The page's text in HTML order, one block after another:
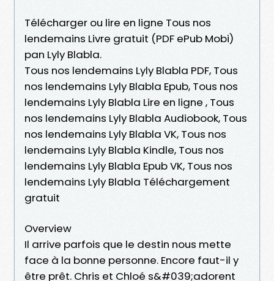
Télécharger ou lire en ligne Tous nos
lendemains Livre gratuit (PDF ePub Mobi)
pan Lyly Blabla.
Tous nos lendemains Lyly Blabla PDF, Tous
nos lendemains Lyly Blabla Epub, Tous nos
lendemains Lyly Blabla Lire en ligne , Tous
nos lendemains Lyly Blabla Audiobook, Tous
nos lendemains Lyly Blabla VK, Tous nos
lendemains Lyly Blabla Kindle, Tous nos
lendemains Lyly Blabla Epub VK, Tous nos
lendemains Lyly Blabla Téléchargement
gratuit
Overview
Il arrive parfois que le destin nous mette
face à la bonne personne. Encore faut-il y
être prêt. Chris et Chloé s&#039;adorent